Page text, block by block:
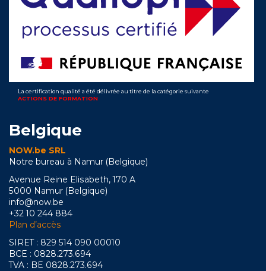
La certification qualité a été délivrée au titre de la catégorie suivante
ACTIONS DE FORMATION
Belgique
NOW.be SRL
Notre bureau à Namur (Belgique)
Avenue Reine Elisabeth, 170 A
5000 Namur (Belgique)
info@now.be
+32 10 244 884
Plan d’accès
SIRET : 829 514 090 00010
BCE : 0828.273.694
TVA : BE 0828.273.694